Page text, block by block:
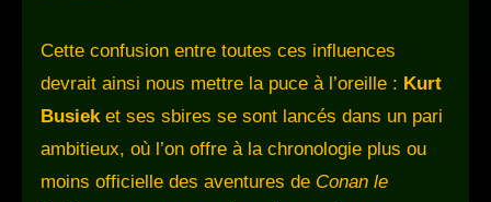
Cette confusion entre toutes ces influences
devrait ainsi nous mettre la puce à l’oreille : Kurt
Busieket ses sbires se sont lancés dans un pari
ambitieux, où l’on offre à la chronologie plus ou
moins officielle des aventures de Conan le